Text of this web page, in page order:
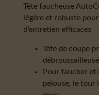
Tête faucheuse
légère et robuste
d’entretien efficaces
Tête de coupe
Pour faucher et
pelouse, le tour